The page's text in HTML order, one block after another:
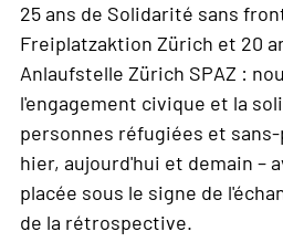
25 ans de Solidarité sans
Freiplatzaktion Zürich et 20
Anlaufstelle Zürich SPAZ :
l'engagement civique et la
personnes réfugiées et
hier, aujourd'hui et demain –
placée sous le signe de
de la rétrospective.